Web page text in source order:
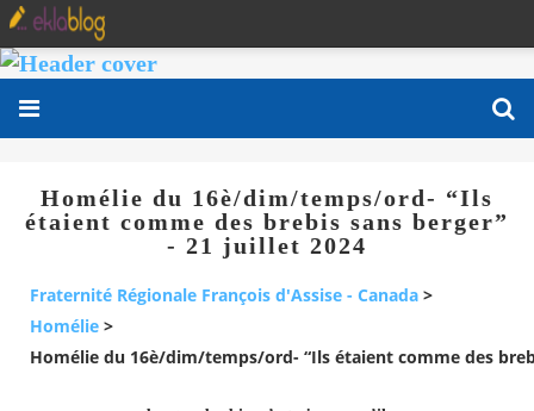
Homélie du 16è/dim/temps/ord- “Ils
étaient comme des brebis sans berger”
- 21 juillet 2024
Fraternité Régionale François d'Assise - Canada >
Homélie >
Homélie du 16è/dim/temps/ord- “Ils étaient comme des